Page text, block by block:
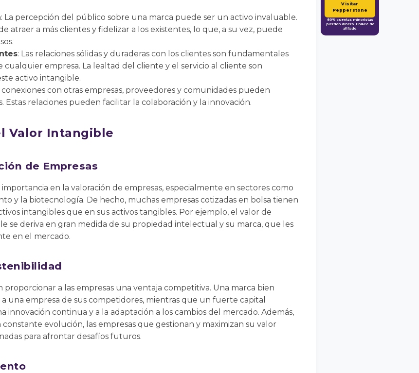
: La percepción del público sobre una marca puede ser un activo invaluable.
atraer a más clientes y fidelizar a los existentes, lo que, a su vez, puede
: Las relaciones sólidas y duraderas con los clientes son fundamentales
cualquier empresa. La lealtad del cliente y el servicio al cliente son
activo intangible.
conexiones con otras empresas, proveedores y comunidades pueden
Estas relaciones pueden facilitar la colaboración y la innovación.
Valor Intangible
de Empresas
en la valoración de empresas, especialmente en sectores como
y la biotecnología. De hecho, muchas empresas cotizadas en bolsa tienen
intangibles que en sus activos tangibles. Por ejemplo, el valor de
se deriva en gran medida de su propiedad intelectual y su marca, que les
en el mercado.
proporcionar a las empresas una ventaja competitiva. Una marca bien
una empresa de sus competidores, mientras que un fuerte capital
innovación continua y a la adaptación a los cambios del mercado. Además,
evolución, las empresas que gestionan y maximizan su valor
para afrontar desafíos futuros.
Visitar
Pepperstone
80% cuentas minoristas
pierden dinero. Enlace de
afiliado.